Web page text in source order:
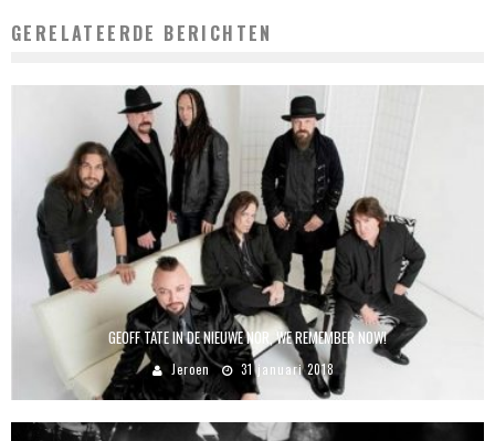
GERELATEERDE BERICHTEN
GEOFF TATE IN DE NIEUWE NOR, WE REMEMBER NOW!
Jeroen 31 januari 2018